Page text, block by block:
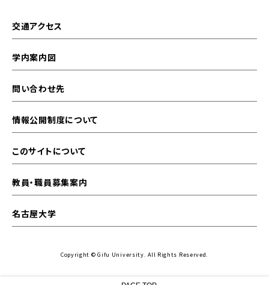
交通アクセス
学内案内図
問い合わせ先
情報公開制度について
このサイトについて
教員・職員募集案内
名古屋大学
Copyright © Gifu University. All Rights Reserved.